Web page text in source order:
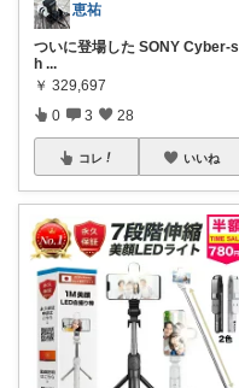
恵祐
ついに登場した SONY Cyber-s
h ...
￥ 329,697
0 3 28
コレ いいね